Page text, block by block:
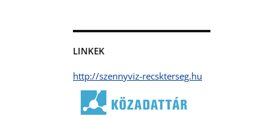
LINKEK
http://szennyviz-recskterseg.hu